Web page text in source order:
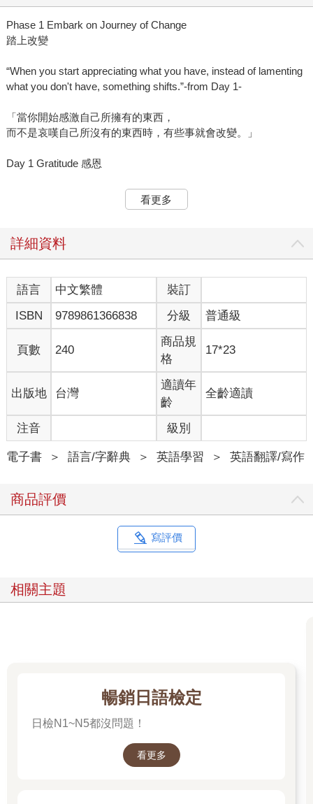
Phase 1 Embark on Journey of Change
踏上改變
“When you start appreciating what you have, instead of lamenting
what you don't have, something shifts.”-from Day 1-
「當你開始感激自己所擁有的東西，
而不是哀嘆自己所沒有的東西時，有些事就會改變。」
Day 1 Gratitude 感恩
Gratitude is like a magical lens that changes how you see things.
When you start appreciating what you have, instead of lamenting
have multiplies in value. It's not about having a lot—it’s about
to be thankful for, can change the way you view life. It's about
realizing that even the simplest things can bring joy, and in
recognizing that, you find contentment. It’s really an awesome
way to live.
感恩就像一個神奇的鏡片，可以改變你看待事物的方式。當你開
始感激自己所 擁有的東西，而不是哀嘆自己所沒有的東西時，有
些事就會改變。就像突然之 間，你所擁有的事物價值倍增。重要
的不是你擁有很多，而是珍惜你所擁有的。 這就是真正感到富有
的祕訣。因此，即使在艱難的日子裡，你也要找到一些值 得感激
的事情，無論是多麼小的事情，都可以改變你看待人生的方式。
lament 哀嘆
看更多
詳細資料
語言 中文繁體
裝訂
ISBN
9789861366838 分級 普通級
頁數 240
商品規
格
17*23
出版地 台灣
適讀年
齡
全齡適讀
注音 級別
電子書 ＞ 語言/字辭典 ＞ 英語學習 ＞ 英語翻譯/寫作
商品評價
寫評價
相關主題
暢銷日語檢定
日檢N1~N5都沒問題！
看更多